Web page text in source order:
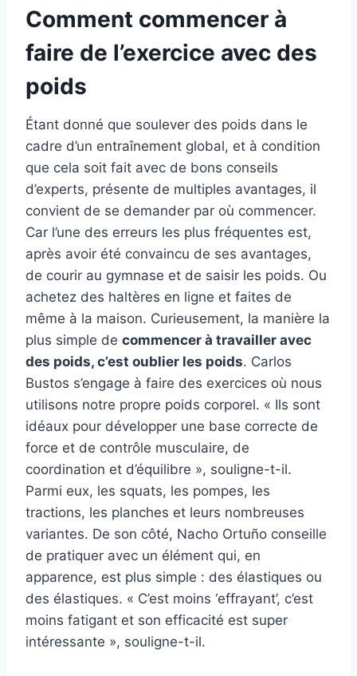
Comment commencer à
faire de l’exercice avec des
poids
Étant donné que soulever des poids dans le
cadre d’un entraînement global, et à condition
que cela soit fait avec de bons conseils
d’experts, présente de multiples avantages, il
convient de se demander par où commencer.
Car l’une des erreurs les plus fréquentes est,
après avoir été convaincu de ses avantages,
de courir au gymnase et de saisir les poids. Ou
achetez des haltères en ligne et faites de
même à la maison. Curieusement, la manière la
plus simple de commencer à travailler avec
des poids, c’est oublier les poids. Carlos
Bustos s’engage à faire des exercices où nous
utilisons notre propre poids corporel. « Ils sont
idéaux pour développer une base correcte de
force et de contrôle musculaire, de
coordination et d’équilibre », souligne-t-il.
Parmi eux, les squats, les pompes, les
tractions, les planches et leurs nombreuses
variantes. De son côté, Nacho Ortuño conseille
de pratiquer avec un élément qui, en
apparence, est plus simple : des élastiques ou
des élastiques. « C’est moins ‘effrayant’, c’est
moins fatigant et son efficacité est super
intéressante », souligne-t-il.